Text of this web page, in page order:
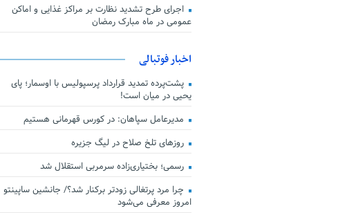
اجرای طرح تشدید نظارت بر مراکز غذایی و اماکن
عمومی در ماه مبارک رمضان
اخبار فوتبالی
پشت‌پرده تمدید قرارداد پرسپولیس با اوسمار؛ پای
یحیی در میان است!
مدیرعامل سپاهان: در کورس قهرمانی هستیم
روزهای تلخ صلاح در لیگ جزیره
رسمی؛ بختیاری‌زاده سرمربی استقلال شد
چرا مرد پرتغالی زودتر برکنار شد؟/ جانشین ساپینتو
امروز معرفی می‌شود